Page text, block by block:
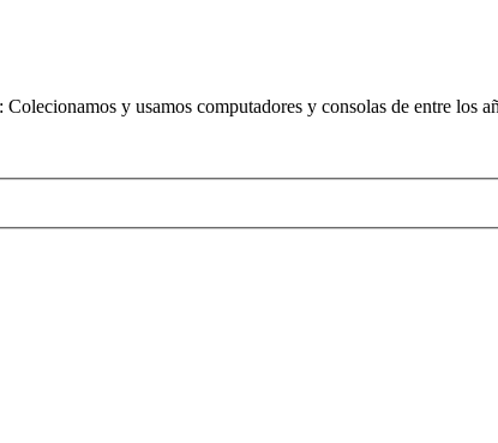
y usamos computadores y consolas de entre los